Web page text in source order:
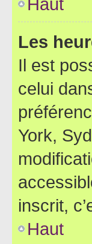
Les
Il est
celui
York,
inscrit,
Haut